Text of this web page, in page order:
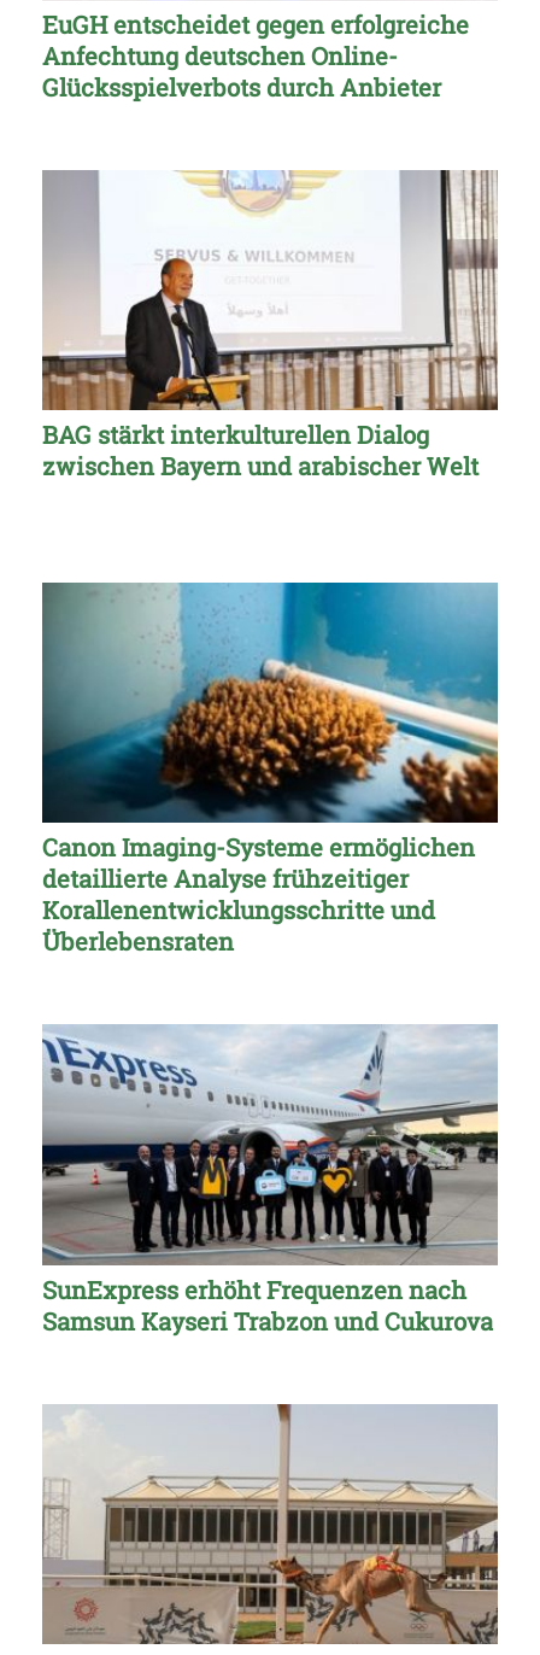
EuGH entscheidet gegen erfolgreiche
Anfechtung deutschen Online-
Glücksspielverbots durch Anbieter
BAG stärkt interkulturellen Dialog
zwischen Bayern und arabischer Welt
Canon Imaging-Systeme ermöglichen
detaillierte Analyse frühzeitiger
Korallenentwicklungsschritte und
Überlebensraten
SunExpress erhöht Frequenzen nach
Samsun Kayseri Trabzon und Cukurova